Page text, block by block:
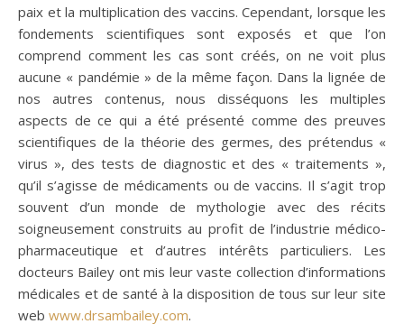
paix et la multiplication des vaccins. Cependant, lorsque les
fondements scientifiques sont exposés et que l’on
comprend comment les cas sont créés, on ne voit plus
aucune « pandémie » de la même façon. Dans la lignée de
nos autres contenus, nous disséquons les multiples
aspects de ce qui a été présenté comme des preuves
scientifiques de la théorie des germes, des prétendus «
virus », des tests de diagnostic et des « traitements »,
qu’il s’agisse de médicaments ou de vaccins. Il s’agit trop
souvent d’un monde de mythologie avec des récits
soigneusement construits au profit de l’industrie médico-
pharmaceutique et d’autres intérêts particuliers. Les
docteurs Bailey ont mis leur vaste collection d’informations
médicales et de santé à la disposition de tous sur leur site
web www.drsambailey.com.